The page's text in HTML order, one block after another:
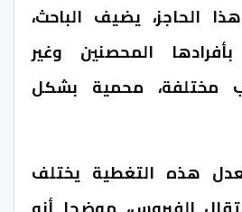
الحاجز، يضيف الباحث،
المحصنين وغير
مختلفة، محمية بشكل
هذه التغطية يختلف